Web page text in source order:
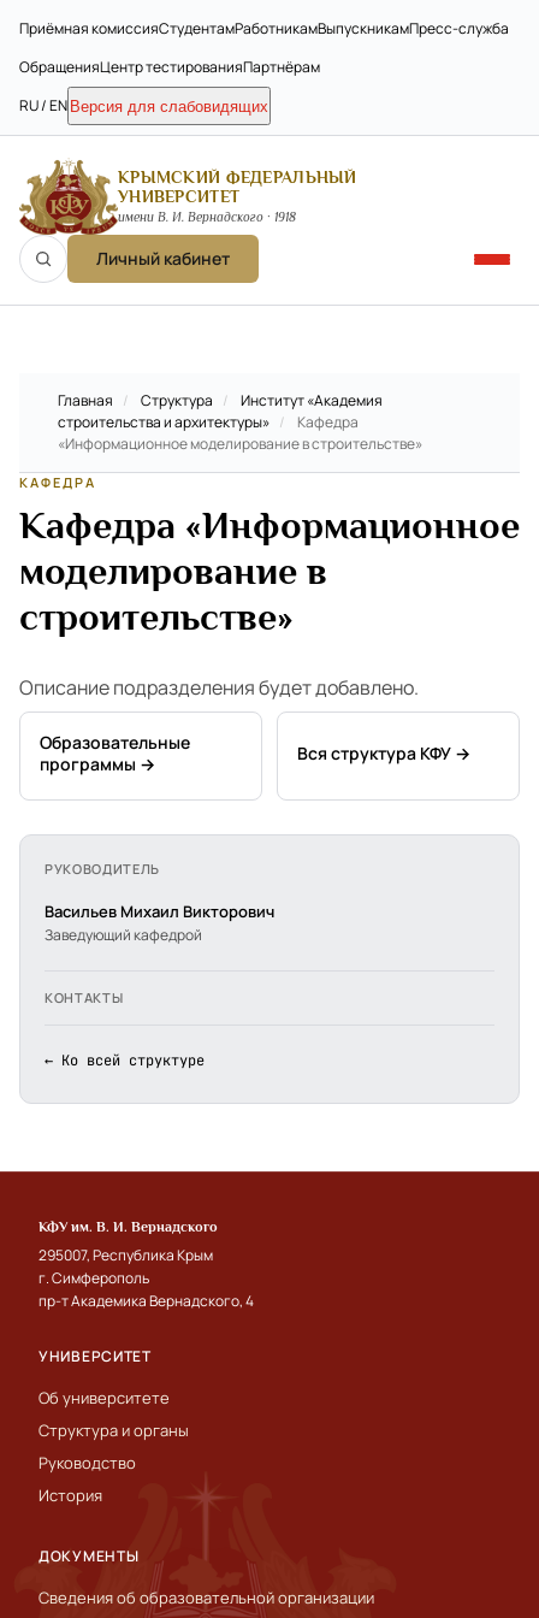
Приёмная комиссияСтудентамРаботникамВыпускникамПресс-служба
ОбращенияЦентр тестированияПартнёрам
RU / EN Версия для слабовидящих
КРЫМСКИЙ ФЕДЕРАЛЬНЫЙ
УНИВЕРСИТЕТ
имени В. И. Вернадского · 1918
Личный кабинет
Главная / Структура /
Институт «Академия
строительства и архитектуры» /
Кафедра
«Информационное моделирование в строительстве»
КАФЕДРА
Кафедра «Информационное
моделирование в
строительстве»
Описание подразделения будет добавлено.
Образовательные
программы →
Вся структура КФУ →
РУКОВОДИТЕЛЬ
Васильев Михаил Викторович
Заведующий кафедрой
КОНТАКТЫ
← Ко всей структуре
КФУ им. В. И. Вернадского
295007, Республика Крым
г. Симферополь
пр-т Академика Вернадского, 4
УНИВЕРСИТЕТ
Об университете
Структура и органы
Руководство
История
ДОКУМЕНТЫ
Сведения об образовательной организации